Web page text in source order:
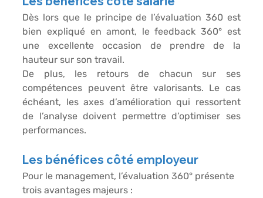
Dès lors que le principe de l’évaluation 360 est
bien expliqué en amont, le feedback 360° est
une excellente occasion de prendre de la
hauteur sur son travail.
De plus, les retours de chacun sur ses
compétences peuvent être valorisants. Le cas
échéant, les axes d’amélioration qui ressortent
de l’analyse doivent permettre d’optimiser ses
performances.
Les bénéfices côté employeur
Pour le management, l’évaluation 360° présente
trois avantages majeurs :